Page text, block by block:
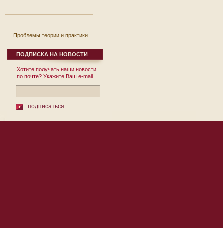
Проблемы теории и практики
экономики. Выпуск 8.
12 сентября 2007
Сборник научных
трудов Выпуск № 8
Под общей редакцией
332.1 ББК ...
ПОДПИСКА НА НОВОСТИ
Хотите получать наши новости
по почте? Укажите Ваш e-mail.
подписаться